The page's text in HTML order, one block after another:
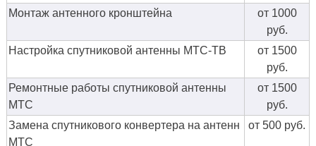
Монтаж антенного кронштейна
от 1000
руб.
Настройка спутниковой антенны МТС-ТВ
от 1500
руб.
Ремонтные работы спутниковой антенны
МТС
от 1500
руб.
Замена спутникового конвертера на антенн
МТС
от 500 руб.